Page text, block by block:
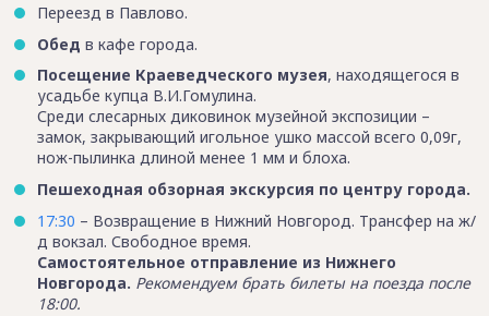
Переезд в Павлово.
Обед в кафе города.
Посещение Краеведческого музея, находящегося в
усадьбе купца В.И.Гомулина.
Среди слесарных диковинок музейной экспозиции –
замок, закрывающий игольное ушко массой всего 0,09г,
нож-пылинка длиной менее 1 мм и блоха.
Пешеходная обзорная экскурсия по центру города.
17:30 – Возвращение в Нижний Новгород. Трансфер на ж/
д вокзал. Свободное время.
Самостоятельное отправление из Нижнего
Новгорода. Рекомендуем брать билеты на поезда после
18:00.